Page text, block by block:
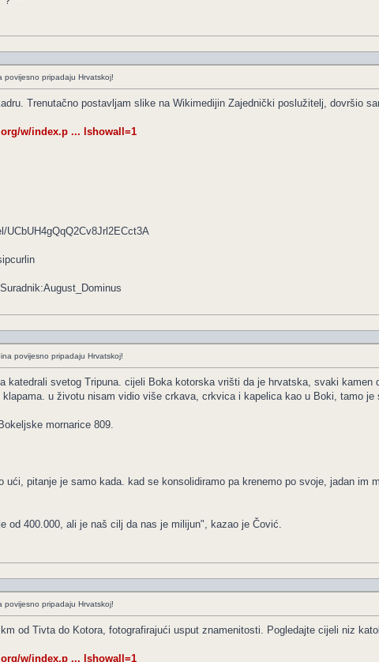
povijesno pripadaju Hrvatskoj!
Trenutačno postavljam slike na Wikimedijin Zajednički poslužitelj, dovršio
w/index.p ... lshowall=1
UCbUH4gQqQ2Cv8Jrl2ECct3A
povijesno pripadaju Hrvatskoj!
katedrali svetog Tripuna. cijeli Boka kotorska vrišti da je hrvatska, svaki
u životu nisam vidio više crkava, crkvica i kapelica kao u Boki, tamo
mornarice 809.
ući, pitanje je samo kada. kad se konsolidiramo pa krenemo po svoje, jadan im
od 400.000, ali je naš cilj da nas je milijun", kazao je Čović.
povijesno pripadaju Hrvatskoj!
od Tivta do Kotora, fotografirajući usput znamenitosti. Pogledajte cijeli niz
w/index.p ... lshowall=1